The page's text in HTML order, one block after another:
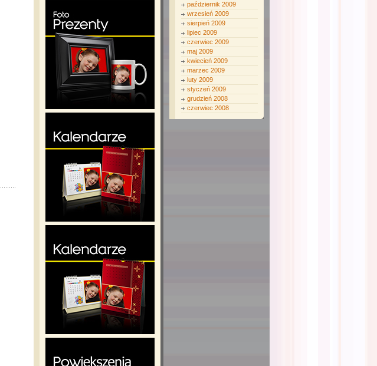
październik 2009
wrzesień 2009
sierpień 2009
lipiec 2009
czerwiec 2009
maj 2009
kwiecień 2009
marzec 2009
luty 2009
styczeń 2009
grudzień 2008
czerwiec 2008